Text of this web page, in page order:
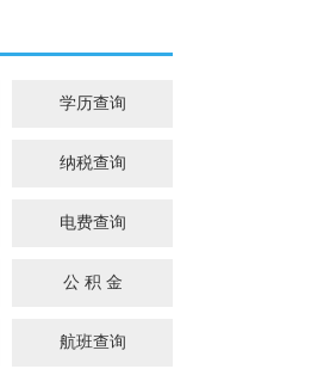
学历查询
纳税查询
电费查询
公 积 金
航班查询